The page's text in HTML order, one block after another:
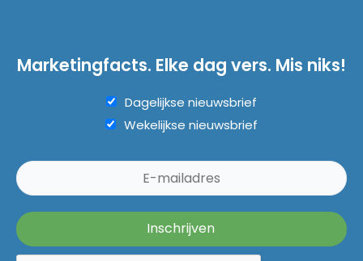
Marketingfacts. Elke dag vers. Mis niks!
Dagelijkse nieuwsbrief
Wekelijkse nieuwsbrief